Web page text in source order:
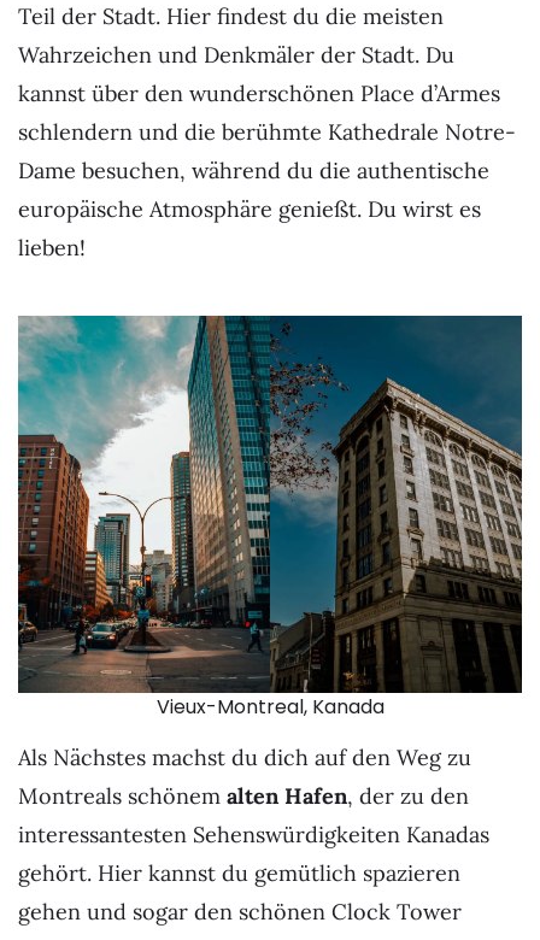
Teil der Stadt. Hier findest du die meisten
Wahrzeichen und Denkmäler der Stadt. Du
kannst über den wunderschönen Place d’Armes
schlendern und die berühmte Kathedrale Notre-
Dame besuchen, während du die authentische
europäische Atmosphäre genießt. Du wirst es
lieben!
Vieux-Montreal, Kanada
Als Nächstes machst du dich auf den Weg zu
Montreals schönem alten Hafen, der zu den
interessantesten Sehenswürdigkeiten Kanadas
gehört. Hier kannst du gemütlich spazieren
gehen und sogar den schönen Clock Tower